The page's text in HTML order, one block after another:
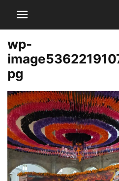
wp-
pg